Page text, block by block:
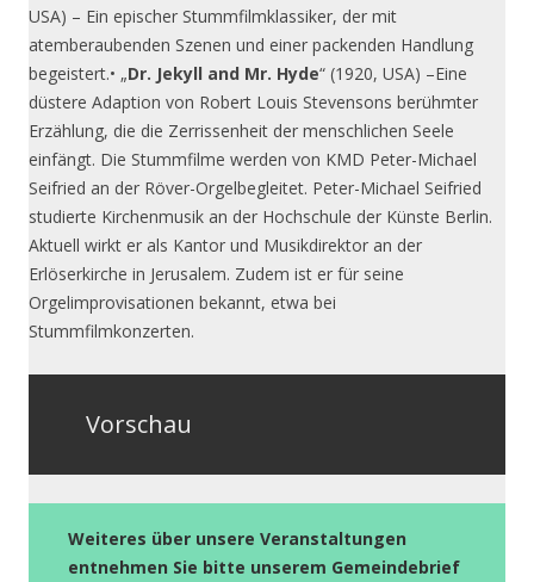
USA) – Ein epischer Stummfilmklassiker, der mit
atemberaubenden Szenen und einer packenden Handlung
begeistert.• „Dr. Jekyll and Mr. Hyde“ (1920, USA) –Eine
düstere Adaption von Robert Louis Stevensons berühmter
Erzählung, die die Zerrissenheit der menschlichen Seele
einfängt. Die Stummfilme werden von KMD Peter-Michael
Seifried an der Röver-Orgelbegleitet. Peter-Michael Seifried
studierte Kirchenmusik an der Hochschule der Künste Berlin.
Aktuell wirkt er als Kantor und Musikdirektor an der
Erlöserkirche in Jerusalem. Zudem ist er für seine
Orgelimprovisationen bekannt, etwa bei
Stummfilmkonzerten.
Vorschau
Weiteres über unsere Veranstaltungen
entnehmen Sie bitte unserem Gemeindebrief